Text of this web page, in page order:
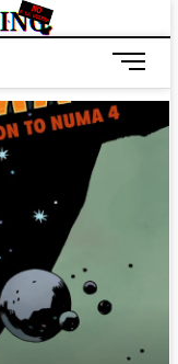
ALL-NEW! ALL-
B
o
ó